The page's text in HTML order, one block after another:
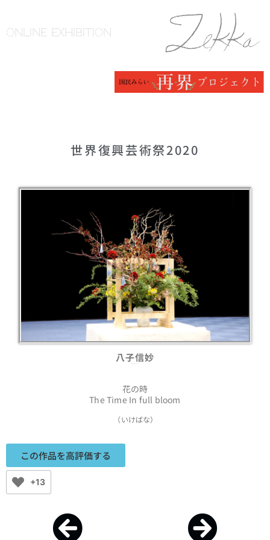
ONLINE EXHIBITION
世界復興芸術祭2020
八子信妙
花の時
The Time In full bloom
（いけばな）
この作品を高評価する
+13